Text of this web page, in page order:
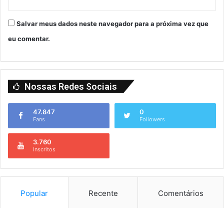
Salvar meus dados neste navegador para a próxima vez que
eu comentar.
Nossas Redes Sociais
47.847
Fans
0
Followers
3.760
Inscritos
Popular Recente Comentários